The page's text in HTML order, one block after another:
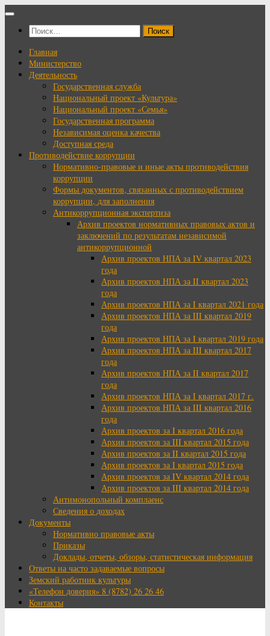
Перейти
содержимому
Найти:
Главная
Министерство
Деятельность
Государственная служба
Национальный проект «Культура»
Национальный проект «Семья»
Государственная программа
Независимая оценка качества
Доступная среда
Противодействие коррупции
Нормативно-правовые и иные акты противодействия
коррупции
Формы документов, связанных с противодействием
коррупции, для заполнения
Антикоррупционная экспертиза
Архив проектов нормативных правовых актов и
заключений по результатам независимой
антикоррупционной
Архив проектов НПА за IV квартал 2023
года
Архив проектов НПА за II квартал 2023
года
Архив проектов НПА за I квартал 2021 года
Архив проектов НПА за III квартал 2019
года
Архив проектов НПА за I квартал 2019 года
Архив проектов НПА за III квартал 2017
года
Архив проектов НПА за II квартал 2017
года
Архив проектов НПА за I квартал 2017 г.
Архив проектов НПА за III квартал 2016
года
Архив проектов за I квартал 2016 года
Архив проектов за III квартал 2015 года
Архив проектов за II квартал 2015 года
Архив проектов за I квартал 2015 года
Архив проектов за IV квартал 2014 года
Архив проектов за III квартал 2014 года
Антимонопольный комплаенс
Сведения о доходах
Документы
Нормативно правовые акты
Приказы
Доклады, отчеты, обзоры, статистическая информация
Ответы на часто задаваемые вопросы
Земский работник культуры
«Телефон доверия» 8 (8782) 26 26 46
Контакты